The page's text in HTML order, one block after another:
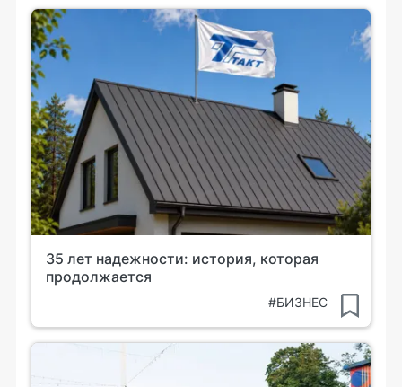
35 лет надежности: история, которая
продолжается
#БИЗНЕС